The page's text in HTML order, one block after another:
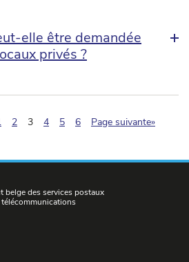
elle être demandée
privés ?
2 3(pagination.current)
4 5 6 Page suivante»
belge des services postaux
télécommunications